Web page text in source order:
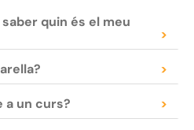
quin és el meu
>
>
a un curs? >